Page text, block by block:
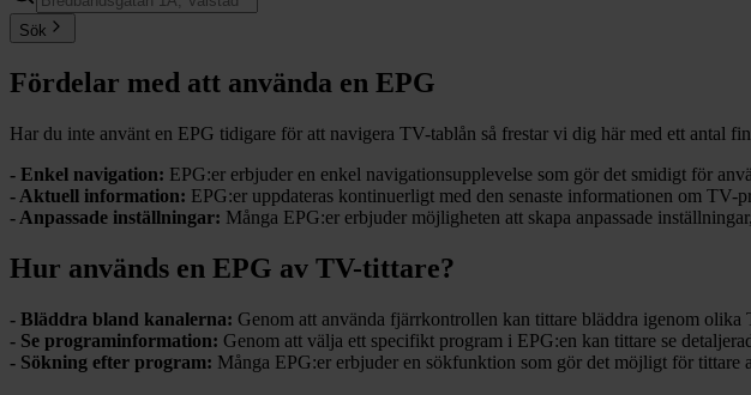
Sök
Fördelar med att använda en EPG
Har du inte använt en EPG tidigare för att navigera TV-tablån så frestar vi dig här med ett antal
- Enkel navigation: EPG:er erbjuder en enkel navigationsupplevelse som gör det smidigt för
- Aktuell information: EPG:er uppdateras kontinuerligt med den senaste informationen om
- Anpassade inställningar: Många EPG:er erbjuder möjligheten att skapa anpassade
Hur används en EPG av TV-tittare?
- Bläddra bland kanalerna: Genom att använda fjärrkontrollen kan tittare bläddra igenom olika
- Se programinformation: Genom att välja ett specifikt program i EPG:en kan tittare se
- Sökning efter program: Många EPG:er erbjuder en sökfunktion som gör det möjligt för tittare